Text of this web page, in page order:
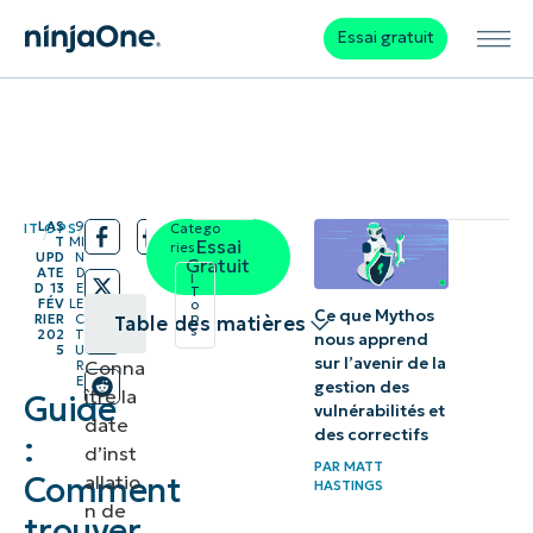
Essai gratuit
IT OPS
/
LAS
T
UPD
ATE
D 13
FÉV
RIER
202
5
/
9
MI
N
D
E
LE
C
T
U
R
E
Guide
:
Comment
Table des matières
Pourquoi il
est
de connaître
Conna
ître la
date
d’inst
allatio
n de
Essai
Gratuit
Catego
ries:
I
T
o
p
s
Ce que Mythos
nous apprend
sur l’avenir de la
gestion des
vulnérabilités et
des correctifs
PAR MATT
HASTINGS